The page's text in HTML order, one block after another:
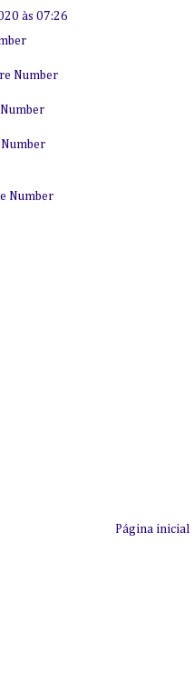
às 07:26
Number
Number
Página inicial